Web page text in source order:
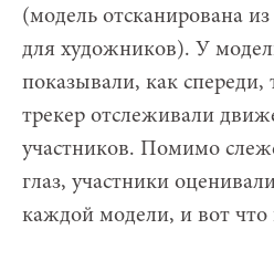
(модель отсканирована
для художников). У
показывали, как спереди,
трекер отслеживали
участников. Помимо
глаз, участники
каждой модели, и вот что